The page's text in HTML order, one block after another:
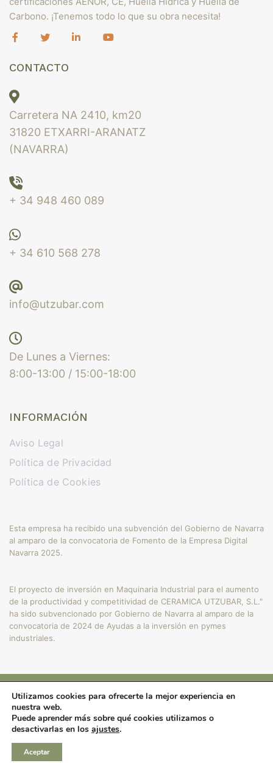
Carbono. ¡Tenemos todo lo que su obra necesita!
CONTACTO
Carretera NA 2410, km20
31820 ETXARRI-ARANATZ
(NAVARRA)
+ 34 948 460 089
+ 34 610 568 278
info@utzubar.com
De Lunes a Viernes:
8:00-13:00 / 15:00-18:00
INFORMACIÓN
Aviso Legal
Política de Privacidad
Política de Cookies
Esta empresa ha recibido una subvención del Gobierno de Navarra
al amparo de la convocatoria de Fomento de la Empresa Digital
Navarra 2025.
El proyecto de inversión en Maquinaria Industrial para el aumento
de la productividad y competitividad de CERAMICA UTZUBAR, S.L."
ha sido subvencionado por Gobierno de Navarra al amparo de la
convocatoria de 2024 de Ayudas a la inversión en pymes
industriales.
Copyright © 2024
Cerámica Utzubar.
Diseño y Hosting por
Utilizamos cookies para ofrecerte la mejor experiencia en
nuestra web.
Puede aprender más sobre qué cookies utilizamos o
desactivarlas en los ajustes.
Aceptar